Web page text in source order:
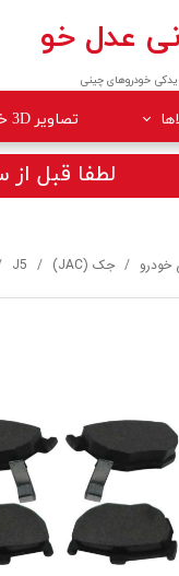
یدکی خودروهای چینی
عدل خو
لاستیک
جانبی ,تزِیینات
تصاویر 3D خودروها
خودرو جک (JAC) J5
لطفا قبل از